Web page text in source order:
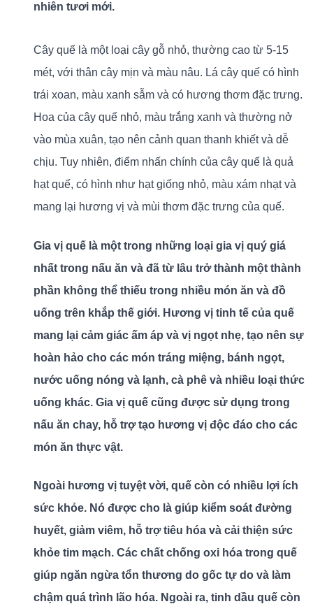
nhiên tươi mới.
Cây quế là một loại cây gỗ nhỏ, thường cao từ 5-15
mét, với thân cây mịn và màu nâu. Lá cây quế có hình
trái xoan, màu xanh sẫm và có hương thơm đặc trưng.
Hoa của cây quế nhỏ, màu trắng xanh và thường nở
vào mùa xuân, tạo nên cảnh quan thanh khiết và dễ
chịu. Tuy nhiên, điểm nhấn chính của cây quế là quả
hạt quế, có hình như hạt giống nhỏ, màu xám nhạt và
mang lại hương vị và mùi thơm đặc trưng của quế.
Gia vị quế là một trong những loại gia vị quý giá
nhất trong nấu ăn và đã từ lâu trở thành một thành
phần không thể thiếu trong nhiều món ăn và đồ
uống trên khắp thế giới. Hương vị tinh tế của quế
mang lại cảm giác ấm áp và vị ngọt nhẹ, tạo nên sự
hoàn hảo cho các món tráng miệng, bánh ngọt,
nước uống nóng và lạnh, cà phê và nhiều loại thức
uống khác. Gia vị quế cũng được sử dụng trong
nấu ăn chay, hỗ trợ tạo hương vị độc đáo cho các
món ăn thực vật.
Ngoài hương vị tuyệt vời, quế còn có nhiều lợi ích
sức khỏe. Nó được cho là giúp kiểm soát đường
huyết, giảm viêm, hỗ trợ tiêu hóa và cải thiện sức
khỏe tim mạch. Các chất chống oxi hóa trong quế
giúp ngăn ngừa tổn thương do gốc tự do và làm
chậm quá trình lão hóa. Ngoài ra, tinh dầu quế còn